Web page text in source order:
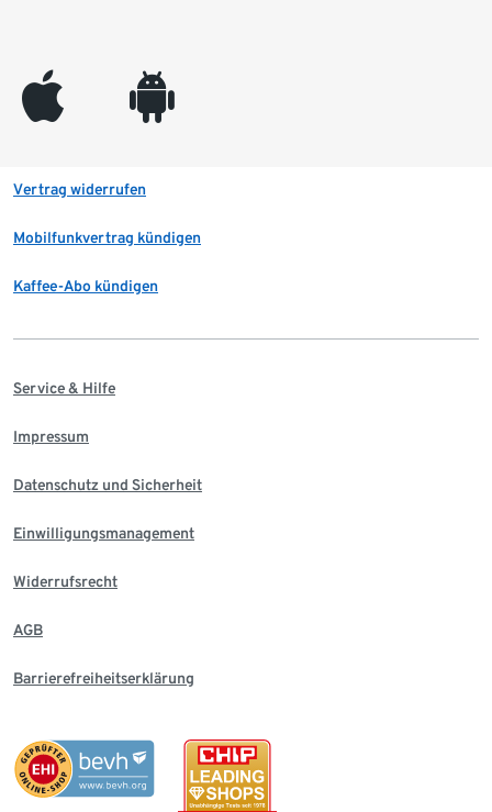
appleinc android
Vertrag widerrufen
Mobilfunkvertrag kündigen
Kaffee-Abo kündigen
Service & Hilfe
Impressum
Datenschutz und Sicherheit
Einwilligungsmanagement
Widerrufsrecht
AGB
Barrierefreiheitserklärung